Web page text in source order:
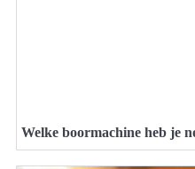
Welke boormachine heb je